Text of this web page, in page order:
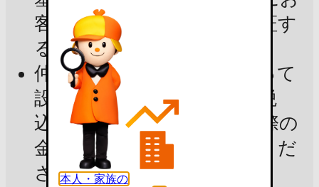
客様の手元に残る金額を保証す
るものではありません
仲介手数料：宅建業法によって
設定された上限金額（消費税
込）で試算しています。実際の
金額は不動産会社にご確認くだ
さい本人・家族の